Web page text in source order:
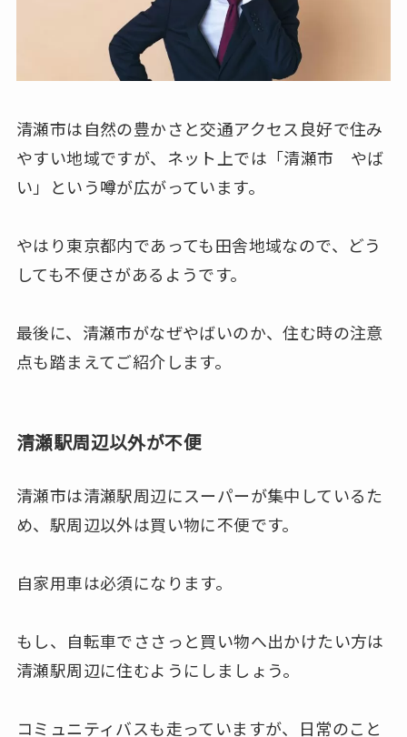
清瀬市は自然の豊かさと交通アクセス良好で住み
やすい地域ですが、ネット上では「清瀬市 やば
い」という噂が広がっています。
やはり東京都内であっても田舎地域なので、どう
しても不便さがあるようです。
最後に、清瀬市がなぜやばいのか、住む時の注意
点も踏まえてご紹介します。
清瀬駅周辺以外が不便
清瀬市は清瀬駅周辺にスーパーが集中しているた
め、駅周辺以外は買い物に不便です。
自家用車は必須になります。
もし、自転車でささっと買い物へ出かけたい方は
清瀬駅周辺に住むようにしましょう。
コミュニティバスも走っていますが、日常のこと